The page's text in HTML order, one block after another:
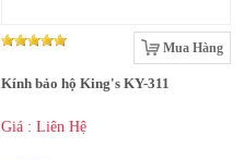
Mua Hàng
Kính bảo hộ King's KY-311
Giá : Liên Hệ